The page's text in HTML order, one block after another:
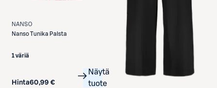
NANSO
NansoTunika Palsta
1 väriä
Hinta60,99 €
Näytä
tuote